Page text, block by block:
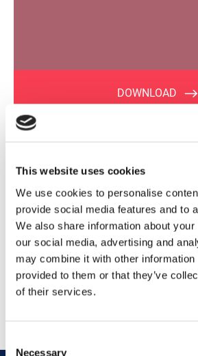
This website uses cookies
We use cookies to personalise
provide social media features and to
We also share information about
our social media, advertising and
may combine it with other information
provided to them or that they’ve
of their services.
Necessary
Forrige